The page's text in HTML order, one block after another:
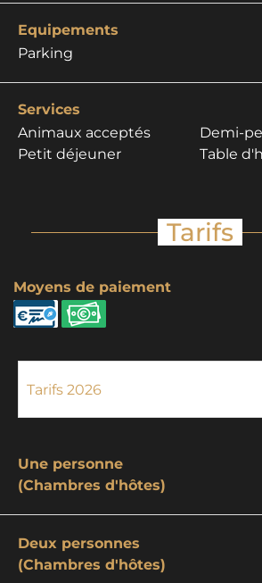
Equipements
Parking
Services
Animaux acceptés
Petit déjeuner
Demi-
Table
Tarifs
Moyens de paiement
Une personne
(Chambres d'hôtes)
Deux personnes
(Chambres d'hôtes)